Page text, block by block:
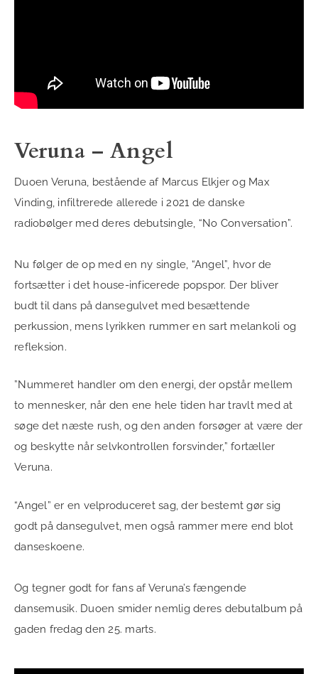
Veruna – Angel
Duoen Veruna, bestående af Marcus Elkjer og Max
Vinding, infiltrerede allerede i 2021 de danske
radiobølger med deres debutsingle, “No Conversation”.
Nu følger de op med en ny single, “Angel”, hvor de
fortsætter i det house-inficerede popspor. Der bliver
budt til dans på dansegulvet med besættende
perkussion, mens lyrikken rummer en sart melankoli og
refleksion.
”Nummeret handler om den energi, der opstår mellem
to mennesker, når den ene hele tiden har travlt med at
søge det næste rush, og den anden forsøger at være der
og beskytte når selvkontrollen forsvinder,” fortæller
Veruna.
“Angel” er en velproduceret sag, der bestemt gør sig
godt på dansegulvet, men også rammer mere end blot
danseskoene.
Og tegner godt for fans af Veruna’s fængende
dansemusik. Duoen smider nemlig deres debutalbum på
gaden fredag den 25. marts.